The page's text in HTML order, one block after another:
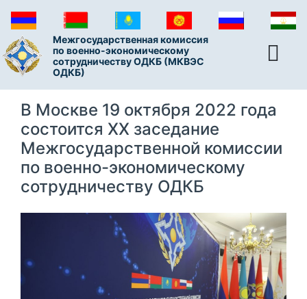
Межгосударственная комиссия
по военно-экономическому
сотрудничеству ОДКБ (МКВЭС
ОДКБ)
В Москве 19 октября 2022 года
состоится ХХ заседание
Межгосударственной комиссии
по военно-экономическому
сотрудничеству ОДКБ